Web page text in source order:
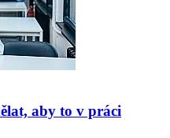
aby to v práci